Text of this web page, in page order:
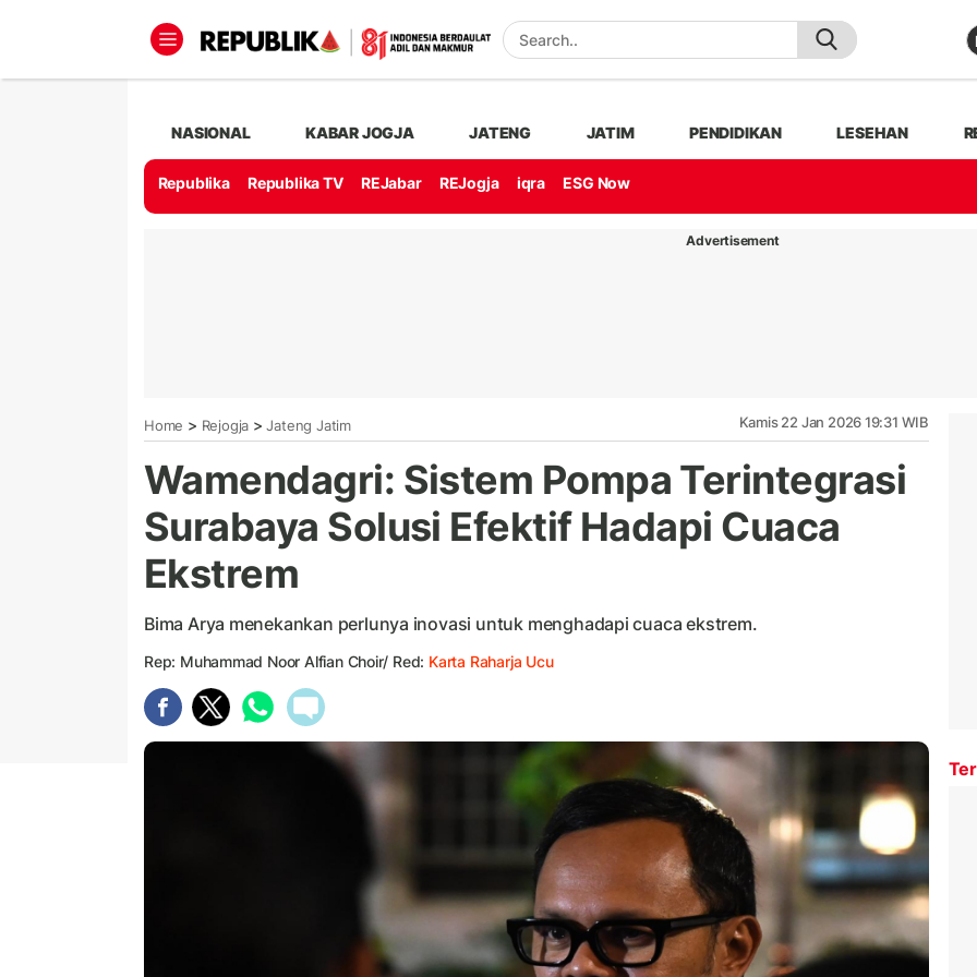
NASIONAL KABAR JOGJA JATENG JATIM PENDIDIKAN LESEHAN
Republika Republika TV REJabar REJogja iqra ESG Now
Advertisement
Home > Rejogja > Jateng Jatim Kamis 22 Jan 2026 19:31 WIB
Wamendagri: Sistem Pompa Terintegrasi
Surabaya Solusi Efektif Hadapi Cuaca
Ekstrem
Bima Arya menekankan perlunya inovasi untuk menghadapi cuaca ekstrem.
Rep: Muhammad Noor Alfian Choir/ Red: Karta Raharja Ucu